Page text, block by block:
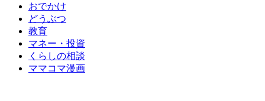
おでかけ
どうぶつ
教育
マネー・投資
くらしの相談
ママコマ漫画